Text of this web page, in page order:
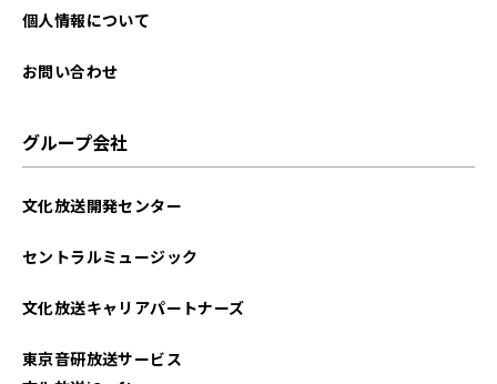
個人情報について
お問い合わせ
グループ会社
文化放送開発センター
セントラルミュージック
文化放送キャリアパートナーズ
東京音研放送サービス